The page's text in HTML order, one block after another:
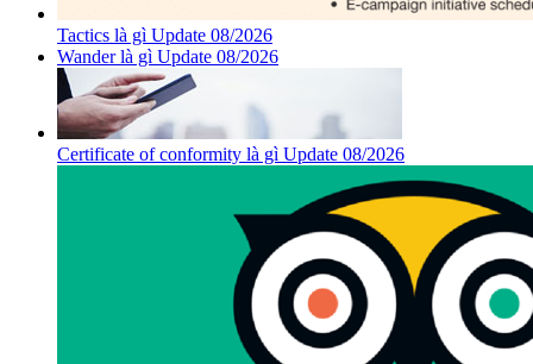
Tactics là gì Update 08/2026
Wander là gì Update 08/2026
Certificate of conformity là gì Update 08/2026